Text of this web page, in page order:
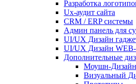
Разработка
Ux-аудит сайта
CRM / ERP системы
Админ панель для
UI/UX Дизайн
UI/UX Дизайн WEB-
Дополнительные
Моушн-Дизайн
Визуальный